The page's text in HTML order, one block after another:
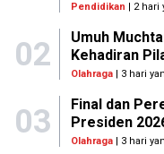
Pendidikan | 2 hari
02
Umuh
Kehadiran
Olahraga| 3 hari
03
Final dan
Presiden
Olahraga| 3 hari